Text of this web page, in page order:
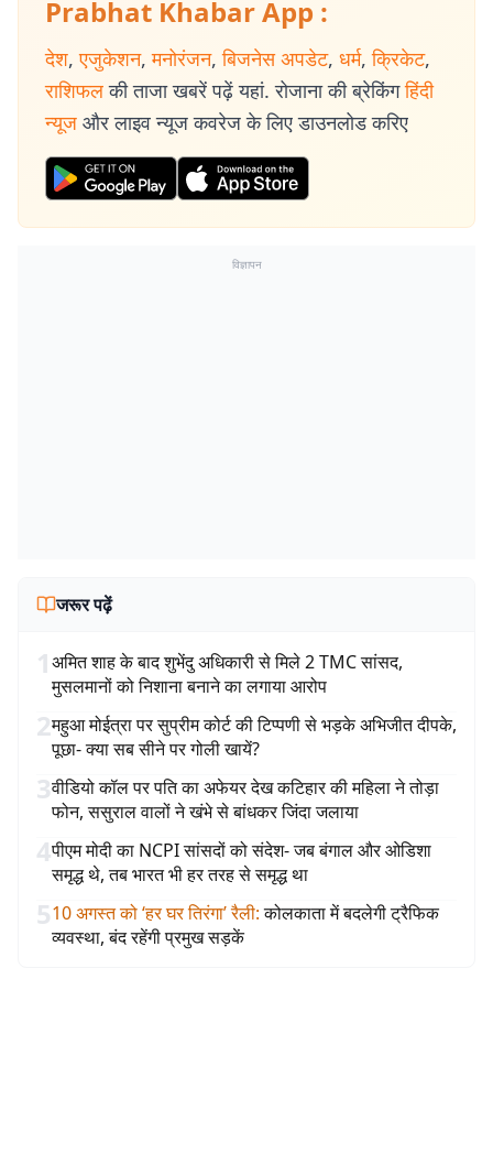
Prabhat Khabar App :
देश, एजुकेशन, मनोरंजन, बिजनेस अपडेट, धर्म, क्रिकेट,
राशिफल की ताजा खबरें पढ़ें यहां. रोजाना की ब्रेकिंग हिंदी
न्यूज और लाइव न्यूज कवरेज के लिए डाउनलोड करिए
विज्ञापन
जरूर पढ़ें
1अमित शाह के बाद शुभेंदु अधिकारी से मिले 2 TMC सांसद,
मुसलमानों को निशाना बनाने का लगाया आरोप
2महुआ मोईत्रा पर सुप्रीम कोर्ट की टिप्पणी से भड़के अभिजीत दीपके,
पूछा- क्या सब सीने पर गोली खायें?
3वीडियो कॉल पर पति का अफेयर देख कटिहार की महिला ने तोड़ा
फोन, ससुराल वालों ने खंभे से बांधकर जिंदा जलाया
4पीएम मोदी का NCPI सांसदों को संदेश- जब बंगाल और ओडिशा
समृद्ध थे, तब भारत भी हर तरह से समृद्ध था
510 अगस्त को ‘हर घर तिरंगा’ रैली: कोलकाता में बदलेगी ट्रैफिक
व्यवस्था, बंद रहेंगी प्रमुख सड़कें